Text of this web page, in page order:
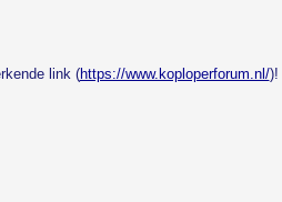
link (https://www.koploperforum.nl/)!